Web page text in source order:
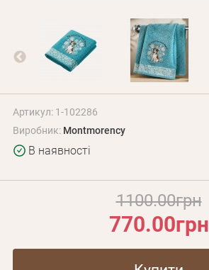
Артикул: 1-102286
Виробник: Montmorency
В наявності
1100.00грн
770.00грн